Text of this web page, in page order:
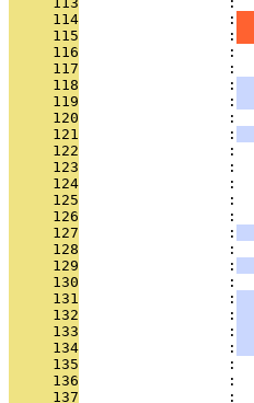
     114
                 :
     115
                 :
     116
:
     117
:
     118
                 :
     119
                 :
     120
:
     121
                 :
     122
:
     123
:
     124
:
     125
:
     126
:
     127
                 :
     128
:
     129
                 :
     130
:
     131
                 :
     132
                 :
     133
                 :
     134
                 :
     135
:
     136
:
     137
: